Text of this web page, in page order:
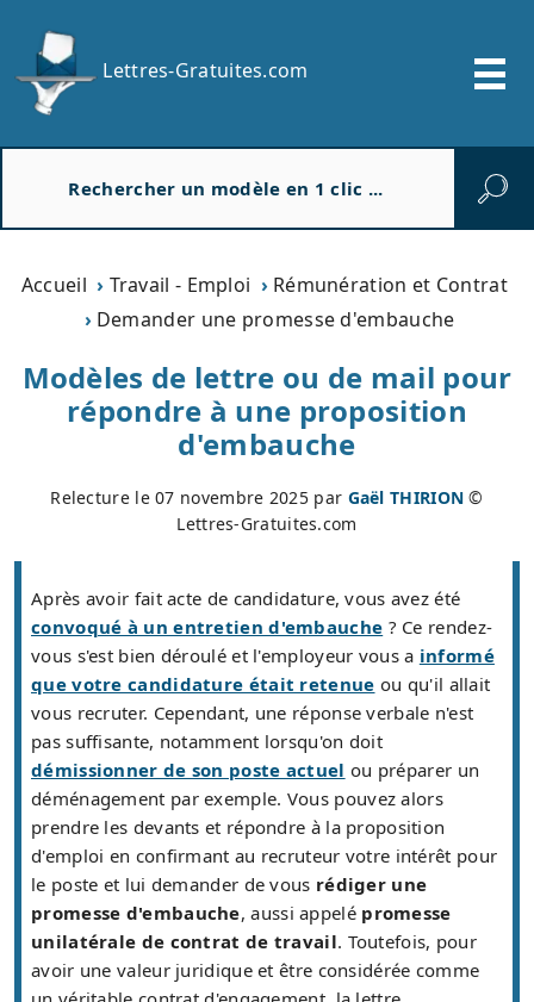
Lettres-Gratuites.com
Accueil Travail - Emploi
Rémunération et Contrat
Demander une promesse d'embauche
Modèles de lettre ou de mail pour
répondre à une proposition
d'embauche
Relecture le07 novembre 2025 par Gaël THIRION ©
Lettres-Gratuites.com
Après avoir fait acte de candidature, vous avez été
convoqué à un entretien d'embauche ? Ce rendez-
vous s'est bien déroulé et l'employeur vous a informé
que votre candidature était retenue ou qu'il allait
vous recruter. Cependant, une réponse verbale n'est
pas suffisante, notamment lorsqu'on doit
démissionner de son poste actuel ou préparer un
déménagement par exemple. Vous pouvez alors
prendre les devants et répondre à la proposition
d'emploi en confirmant au recruteur votre intérêt pour
le poste et lui demander de vous rédiger une
promesse d'embauche, aussi appelé promesse
unilatérale de contrat de travail. Toutefois, pour
avoir une valeur juridique et être considérée comme